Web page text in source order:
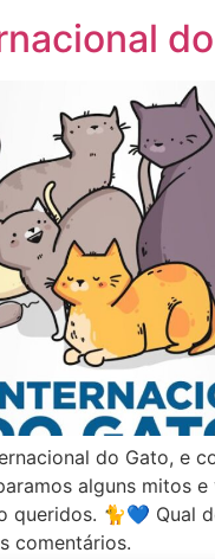
do Gato, e
alguns mitos
queridos. 🐈💙 Qual
comentários.